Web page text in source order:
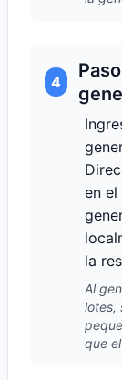
4
en el
la
Al
lotes,
que